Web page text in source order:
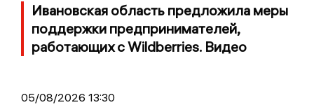
Ивановская область предложила меры
поддержки предпринимателей,
работающих с Wildberries. Видео
05/08/2026 13:30